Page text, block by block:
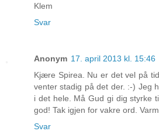
Klem
Svar
Anonym 17. april 2013 kl. 15:46
Kjære Spirea. Nu er det vel på
venter stadig på det der. :-) Jeg
i det hele. Må Gud gi dig styrke
god! Tak igjen for vakre ord.
Svar